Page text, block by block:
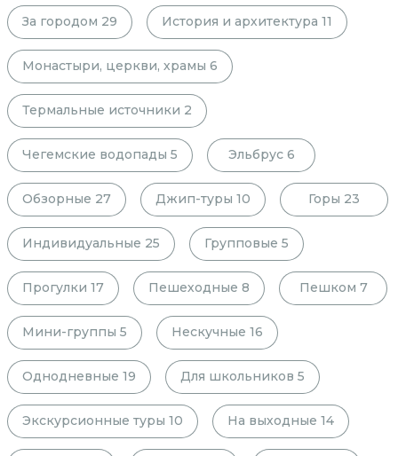
За городом 29 История и архитектура 11
Монастыри, церкви, храмы 6
Термальные источники 2
Чегемские водопады 5 Эльбрус 6
Обзорные 27 Джип-туры 10 Горы 23
Индивидуальные 25 Групповые 5
Прогулки 17 Пешеходные 8 Пешком 7
Мини-группы 5 Нескучные 16
Однодневные 19 Для школьников 5
Экскурсионные туры 10 На выходные 14